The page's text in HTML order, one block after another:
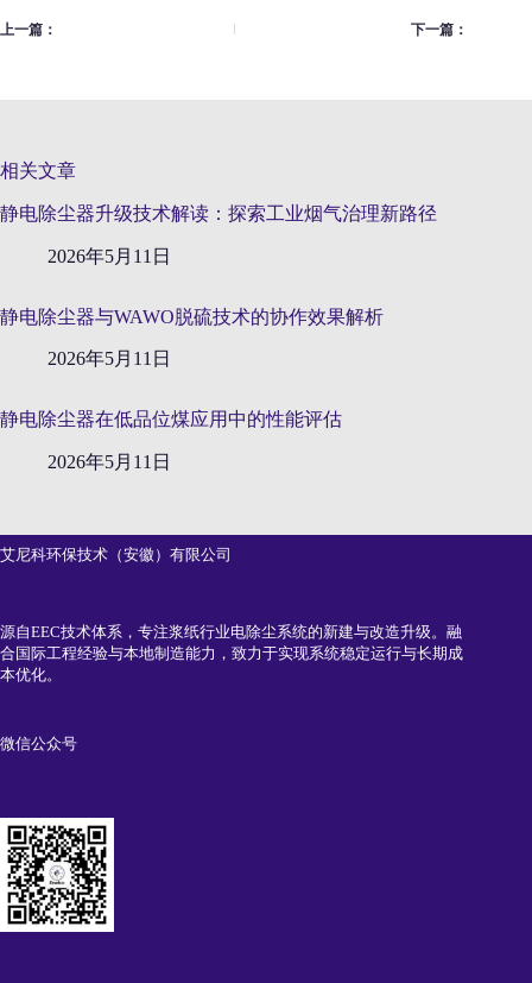
上一篇： 下一篇：
相关文章
静电除尘器升级技术解读：探索工业烟气治理新路径
2026年5月11日
静电除尘器与WAWO脱硫技术的协作效果解析
2026年5月11日
静电除尘器在低品位煤应用中的性能评估
2026年5月11日
艾尼科环保技术（安徽）有限公司
源自EEC技术体系，专注浆纸行业电除尘系统的新建与改造升级。融
合国际工程经验与本地制造能力，致力于实现系统稳定运行与长期成
本优化。
微信公众号